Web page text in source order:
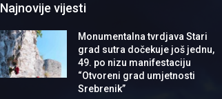
Najnovije vijesti
Monumentalna tvrdjava Stari
grad sutra dočekuje još jednu,
49. po nizu manifestaciju
“Otvoreni grad umjetnosti
Srebrenik”